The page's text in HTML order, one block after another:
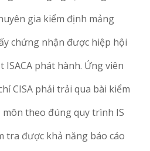
gia kiểm định mảng
chứng nhận được hiệp hội
ISACA phát hành. Ứng viên
CISA phải trải qua bài kiểm
theo đúng quy trình IS
tra được khả năng báo cáo